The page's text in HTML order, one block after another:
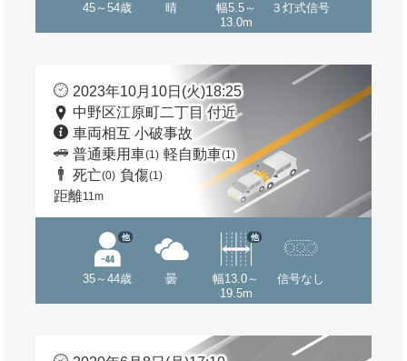
45～54歳 晴
幅5.5～
13.0m
３灯式信号
2023年10月10日(火)18:25
中野区江原町二丁目 付近
車両相互 小破事故
普通乗用車(1) 軽自動車(1)
死亡(0) 負傷(1)
距離11m
35～44歳
他
曇
幅13.0～
19.5m
他
信号なし